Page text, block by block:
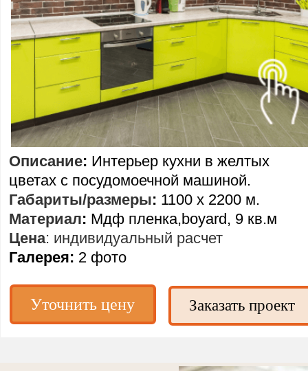
Описание: Интерьер кухни в желтых
цветах с посудомоечной машиной.
Габариты/размеры: 1100 х 2200 м.
Материал: Мдф пленка,boyard, 9 кв.м
Цена: индивидуальный расчет
Галерея: 2 фото
Уточнить цену Заказать проект